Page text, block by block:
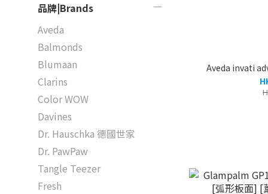
品牌|Brands
Aveda
Balmonds
Blumaan
Clarins
Color WOW
Davines
Dr. Hauschka 德國世家
Dr. PawPaw
Tangle Teezer
Fresh
Aveda invati